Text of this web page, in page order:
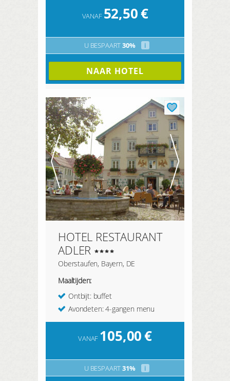
VANAF 52,50€
U BESPAART30% i
NAAR HOTEL
HOTEL RESTAURANT
ADLER
Oberstaufen, Bayern, DE
Maaltijden:
Ontbijt: buffet
Avondeten: 4-gangen menu
VANAF 105,00€
U BESPAART31% i